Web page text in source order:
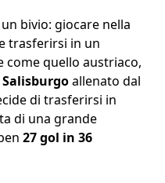
bivio: giocare nella
trasferirsi in un
quello austriaco,
Salisburgoallenato dal
di trasferirsi in
di una grande
27 gol in 36